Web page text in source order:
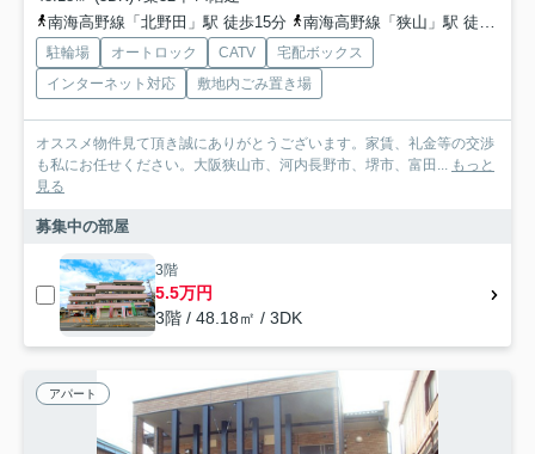
南海高野線「北野田」駅 徒歩15分
南海高野線「狭山」駅 徒歩23分
駐輪場 オートロック CATV
宅配ボックス
インターネット対応
敷地内ごみ置き場
オススメ物件見て頂き誠にありがとうございます。家賃、礼金等の交渉
も私にお任せください。大阪狭山市、河内長野市、堺市、富田... もっと
見る
募集中の部屋
3階
5.5万円
3階 / 48.18㎡ / 3DK
アパート